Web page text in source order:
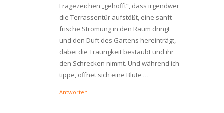
Fragezeichen „gehofft“, dass irgendwer
die Terrassentür aufstößt, eine sanft-
frische Strömung in den Raum dringt
und den Duft des Gartens hereinträgt,
dabei die Traurigkeit bestäubt und ihr
den Schrecken nimmt. Und während ich
tippe, öffnet sich eine Blüte …
Antworten